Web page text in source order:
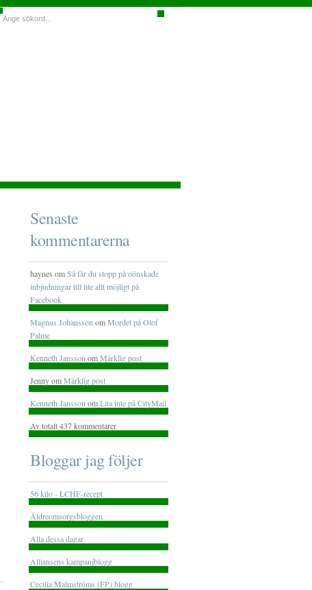
Senaste
kommentarerna
haynes omSå får du stopp på oönskade
inbjudningar till lite allt möjligt på
Facebook
Magnus Johansson omMordet på Olof
Palme
Kenneth Jansson omMärklig post
Jenny omMärklig post
Kenneth Jansson omLita inte på CityMail
Av totalt 437 kommentarer
Bloggar jag följer
56 kilo - LCHF-recept
Äldreomsorgsbloggen
Alla dessa dagar
Alliansens kampanjblogg
Cecilia Malmströms (FP) blogg